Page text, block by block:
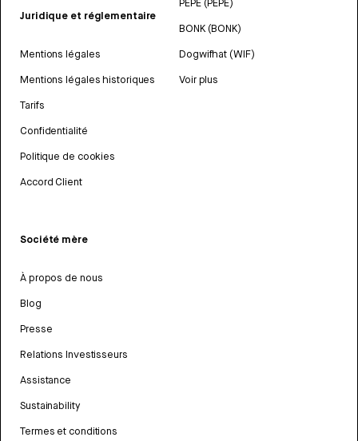
Juridique et réglementaire
Mentions légales
Mentions légales historiques
Tarifs
Confidentialité
Politique de cookies
Accord Client
PEPE (PEPE)
BONK (BONK)
Dogwifhat (WIF)
Voir plus
Société mère
À propos de nous
Blog
Presse
Relations Investisseurs
Assistance
Sustainability
Termes et conditions